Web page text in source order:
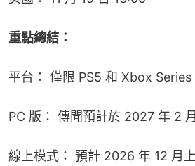
重點總結：
平台： 僅限 PS5 和 Xbox Series
PC 版： 傳聞預計於 2027 年 2
線上模式： 預計 2026 年 12 月